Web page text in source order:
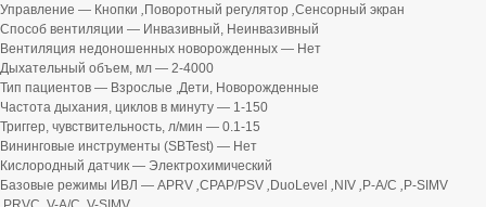
Управление — Кнопки , Поворотный регулятор ,Сенсорный экран
Способ вентиляции — Инвазивный, Неинвазивный
Вентиляция недоношенных новорожденных — Нет
Дыхательный объем, мл — 2-4000
Тип пациентов — Взрослые ,Дети, Новорожденные
Частота дыхания, циклов в минуту — 1-150
Триггер, чувствительность, л/мин — 0.1-15
Вининговые инструменты (SBTest) — Нет
Кислородный датчик — Электрохимический
Базовые режимы ИВЛ — APRV ,CPAP/PSV , DuoLevel , NIV , P-A/C , P-SIMV